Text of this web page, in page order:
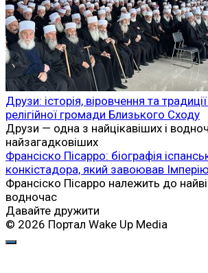
Друзи: історія, віровчення та
релігійної громади Близького Сходу
Друзи — одна з найцікавіших і
найзагадковіших
Франсіско Пісарро: біографія
конкістадора, який завоював Імперію
Франсіско Пісарро належить до
водночас
Давайте дружити
© 2026 Портал Wake Up Media